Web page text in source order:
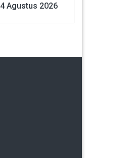
4 Agustus 2026